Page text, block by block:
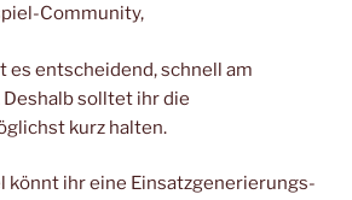
Community,
es entscheidend, schnell am
Deshalb solltet ihr die
kurz halten.
könnt ihr eine Einsatzgenerierungs-